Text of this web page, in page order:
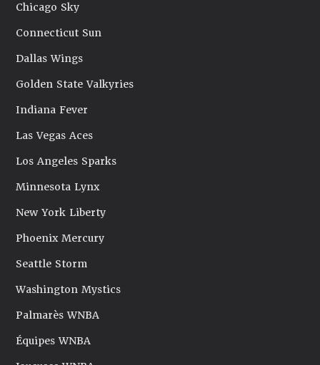
Chicago Sky
Connecticut Sun
Dallas Wings
Golden State Valkyries
Indiana Fever
Las Vegas Aces
Los Angeles Sparks
Minnesota Lynx
New York Liberty
Phoenix Mercury
Seattle Storm
Washington Mystics
Palmarès WNBA
Équipes WNBA